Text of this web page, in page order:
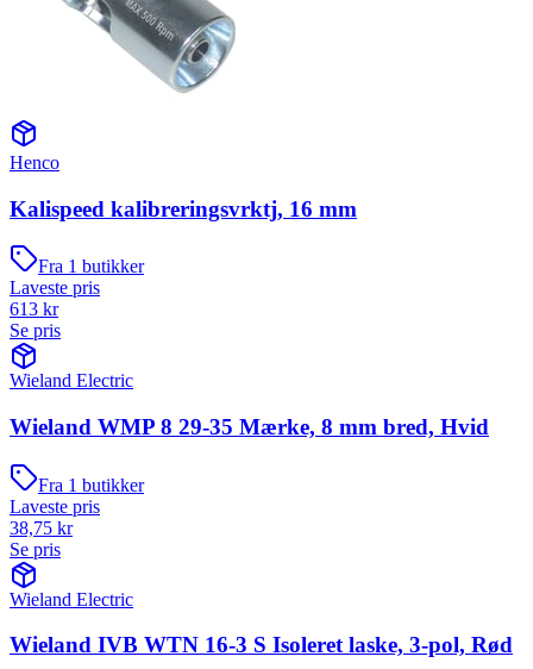
Henco
Kalispeed kalibreringsvrktj, 16 mm
Fra 1 butikker
Laveste pris
613 kr
Se pris
Wieland Electric
Wieland WMP 8 29-35 Mærke, 8 mm bred, Hvid
Fra 1 butikker
Laveste pris
38,75 kr
Se pris
Wieland Electric
Wieland IVB WTN 16-3 S Isoleret laske, 3-pol, Rød